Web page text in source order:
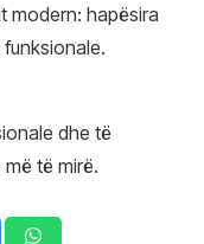
modern: hapësira
dhe të
të mirë.